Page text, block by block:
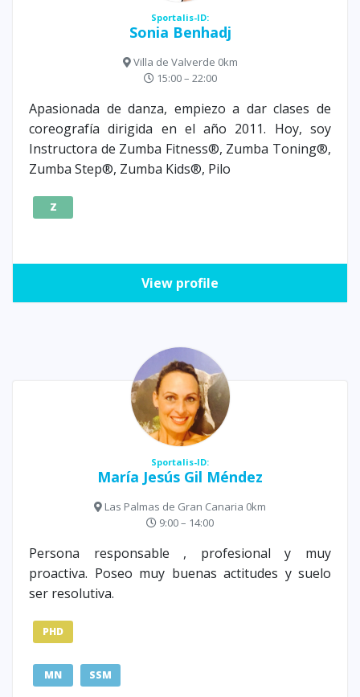
Sportalis-ID:
Sonia Benhadj
Villa de Valverde 0km
15:00 – 22:00
Apasionada de danza, empiezo a dar clases de
coreografía dirigida en el año 2011. Hoy, soy
Instructora de Zumba Fitness®, Zumba Toning®,
Zumba Step®, Zumba Kids®, Pilo
Z
View profile
Sportalis-ID:
María Jesús Gil Méndez
Las Palmas de Gran Canaria 0km
9:00 – 14:00
Persona responsable , profesional y muy
proactiva. Poseo muy buenas actitudes y suelo
ser resolutiva.
PHD
MN SSM